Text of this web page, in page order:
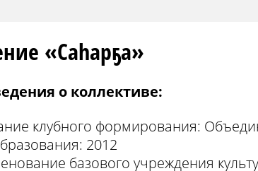
«Саhарҕа»
о коллективе:
клубного формирования:
2012
базового учреждения